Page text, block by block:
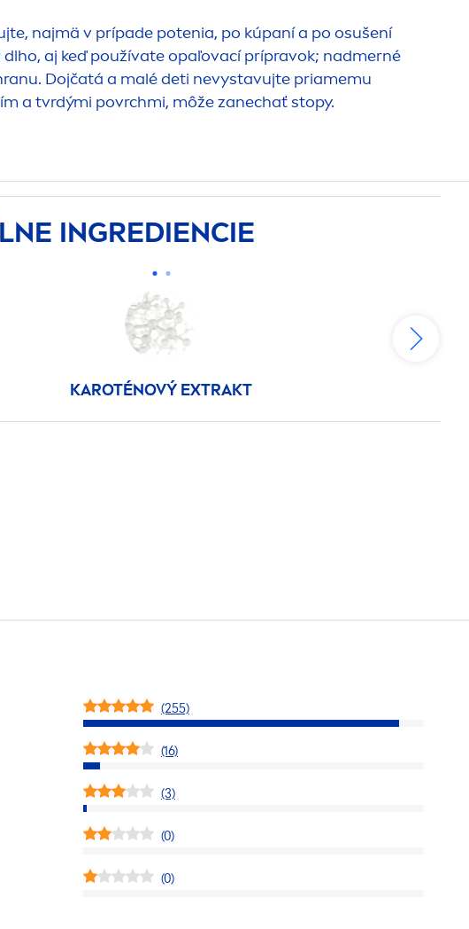
najmä v prípade potenia, po kúpaní a po osušení
aj keď používate opaľovací prípravok; nadmerné
Dojčatá a malé deti nevystavujte priamemu
a tvrdými povrchmi, môže zanechať stopy.
INGREDIENCIE
KAROTÉNOVÝ EXTRAKT
(255)
(16)
(3)
(0)
(0)